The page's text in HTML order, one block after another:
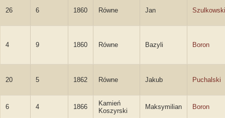
26 6 1860 Równe Jan Szulkowski
4 9 1860 Równe Bazyli Boron
20 5 1862 Równe Jakub Puchalski
6 4 1866
Kamień
Koszyrski
Maksymilian Boron